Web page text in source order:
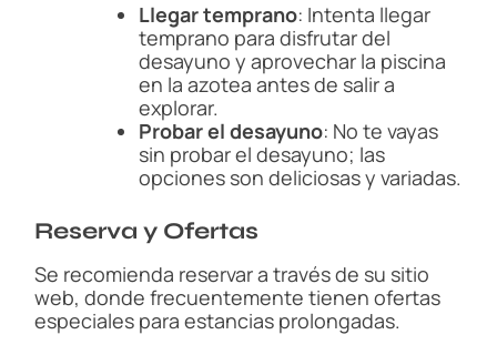
Llegar temprano: Intenta llegar
temprano para disfrutar del
desayuno y aprovechar la piscina
en la azotea antes de salir a
explorar.
Probar el desayuno: No te vayas
sin probar el desayuno; las
opciones son deliciosas y variadas.
Reserva y Ofertas
Se recomienda reservar a través de su sitio
web, donde frecuentemente tienen ofertas
especiales para estancias prolongadas.